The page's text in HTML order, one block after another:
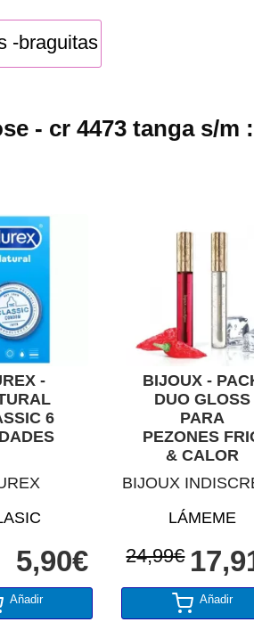
-braguitas
- cr 4473 tanga s/m :
-
6
5,90€
Añadir
BIJOUX -
DUO GLOSS
PARA
PEZONES
& CALOR
BIJOUX
LÁMEME
24,99€
Añadir